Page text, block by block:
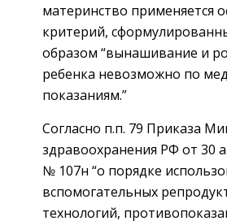
материнство применяется
критерий,
образом “вынашивание и
ребенка невозможно по
показаниям.”
Согласно п.п. 79 Приказа
здравоохранения РФ от 30
№ 107н “о порядке
вспомогательных
технологий,